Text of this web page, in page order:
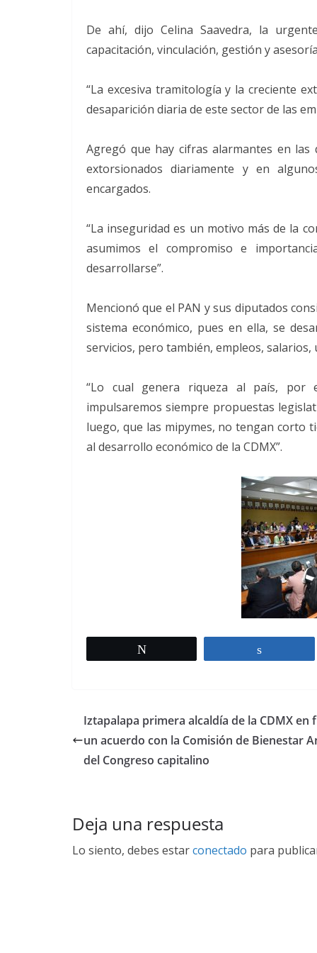
De ahí, dijo Celina Saavedra, la
capacitación, vinculación, gestión y
“La excesiva tramitología y la creciente
desaparición diaria de este sector de las
Agregó que hay cifras alarmantes en las
extorsionados diariamente y en
encargados.
“La inseguridad es un motivo más de la
asumimos el compromiso e
desarrollarse”.
Mencionó que el PAN y sus diputados
sistema económico, pues en ella, se
servicios, pero también, empleos,
“Lo cual genera riqueza al país, por
impulsaremos siempre propuestas
luego, que las mipymes, no tengan corto
al desarrollo económico de la CDMX”.
Iztapalapa primera alcaldía de la CDMX en
un acuerdo con la Comisión de Bienestar
del Congreso capitalino
Deja una respuesta
Lo siento, debes estarconectado para